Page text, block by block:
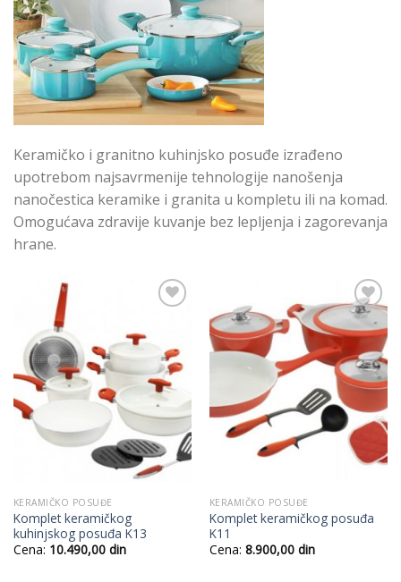
Keramičko i granitno kuhinjsko posuđe izrađeno
upotrebom najsavrmenije tehnologije nanošenja
nanočestica keramike i granita u kompletu ili na komad.
Omogućava zdravije kuvanje bez lepljenja i zagorevanja
hrane.
Add to
Wishlist
KERAMIČKO POSUĐE
Komplet keramičkog
kuhinjskog posuđa K13
Cena: 10.490,00din
Add to
Wishlist
KERAMIČKO POSUĐE
Komplet keramičkog posuđa
K11
Cena: 8.900,00din